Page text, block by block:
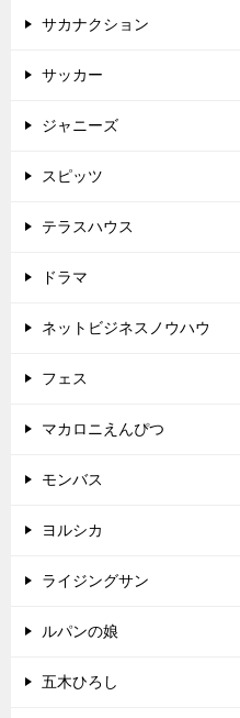
サカナクション
サッカー
ジャニーズ
スピッツ
テラスハウス
ドラマ
ネットビジネスノウハウ
フェス
マカロニえんぴつ
モンバス
ヨルシカ
ライジングサン
ルパンの娘
五木ひろし